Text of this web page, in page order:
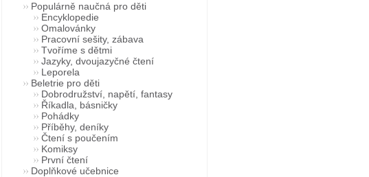
Populárně naučná pro děti
Encyklopedie
Omalovánky
Pracovní sešity, zábava
Tvoříme s dětmi
Jazyky, dvoujazyčné čtení
Leporela
Beletrie pro děti
Dobrodružství, napětí, fantasy
Říkadla, básničky
Pohádky
Příběhy, deníky
Čtení s poučením
Komiksy
První čtení
Doplňkové učebnice